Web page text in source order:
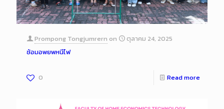
Prompong Tongjumrern on
ตุลาคม 24, 2025
ซ้อมอพยพหนีไฟ
0 Read more